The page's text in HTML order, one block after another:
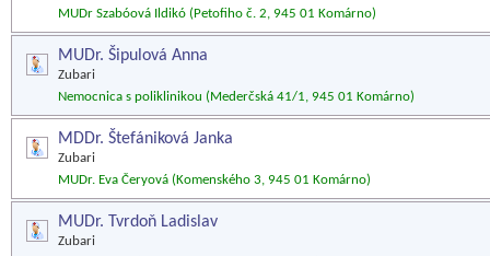
MUDr Szabóová Ildikó (Petofiho č. 2, 945 01 Komárno)
MUDr. Šipulová Anna
Zubari
Nemocnica s poliklinikou (Mederčská 41/1, 945 01 Komárno)
MDDr. Štefániková Janka
Zubari
MUDr. Eva Čeryová (Komenského 3, 945 01 Komárno)
MUDr. Tvrdoň Ladislav
Zubari